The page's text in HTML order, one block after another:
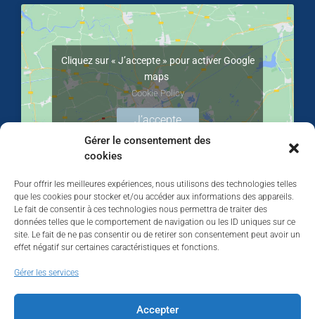
Gérer le consentement des
cookies
Pour offrir les meilleures expériences, nous utilisons des technologies telles
que les cookies pour stocker et/ou accéder aux informations des appareils.
Le fait de consentir à ces technologies nous permettra de traiter des
données telles que le comportement de navigation ou les ID uniques sur ce
site. Le fait de ne pas consentir ou de retirer son consentement peut avoir un
effet négatif sur certaines caractéristiques et fonctions.
Gérer les services
Accepter
Cliquez sur « J’accepte » pour activer Google
maps
Cookie Policy
J’accepte